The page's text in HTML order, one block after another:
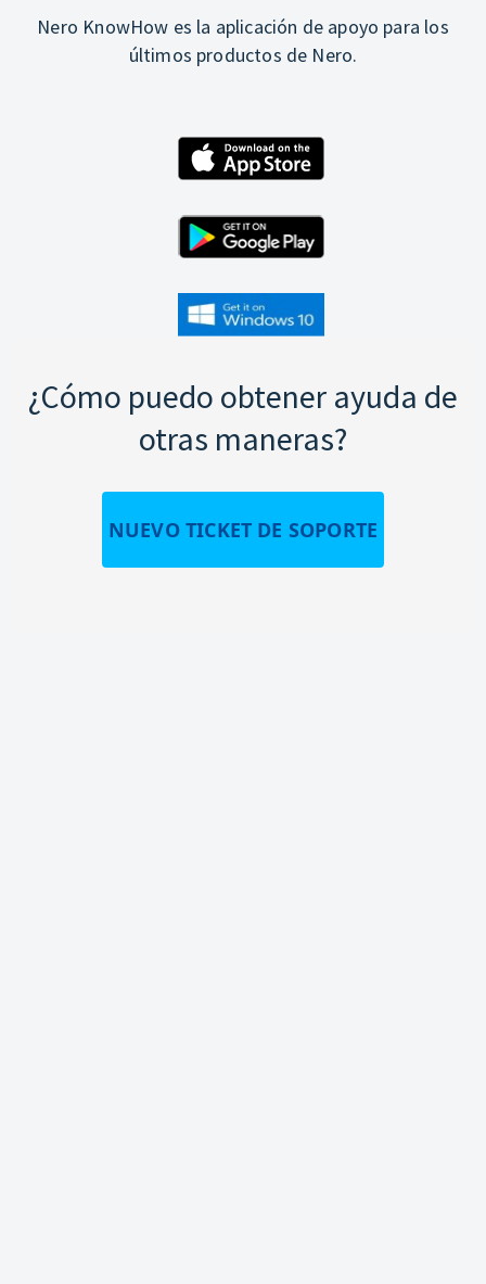
Nero KnowHow es la aplicación de apoyo para los
últimos productos de Nero.
¿Cómo puedo obtener ayuda de
otras maneras?
NUEVO TICKET DE SOPORTE